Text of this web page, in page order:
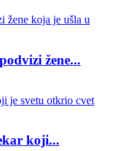
žene...
koji...